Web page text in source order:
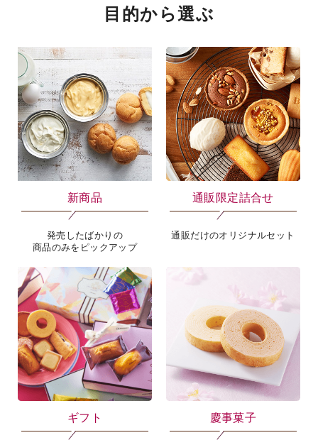
目的から選ぶ
新商品
発売したばかりの
商品のみをピックアップ
通販限定詰合せ
通販だけのオリジナルセット
ギフト 慶事菓子